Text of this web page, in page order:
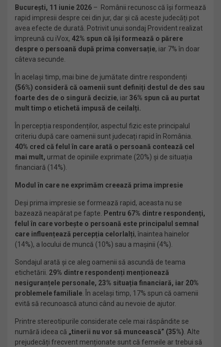
București, 11 iunie 2026 – Românii recunosc că își formează
rapid impresii despre cei din jur, dar și că aceste judecăți pot
avea efecte de durată. Potrivit unui sondaj Provident realizat
împreună cu iVox, 42% spun că își formează o părere
despre o persoană după prima conversație, iar 7% în doar
câteva secunde.
În același timp, mai bine de jumătate dintre respondenți
(56%) consideră că oamenii sunt definiți destul de des sau
foarte des de o singură decizie, iar36% spun că au purtat
mult timp o etichetă impusă de ceilalți.
În percepția respondenților, aspectul fizic este principalul
criteriu după care oamenii sunt judecați rapid în România.
40% cred că felul în care arată o persoană contează cel
mai mult, urmat de opiniile exprimate (20%) și de situația
financiară (14%).
Modul în care ne exprimăm creează prima impresie
Deși prima impresie se formează rapid, aceasta nu se
bazează neapărat pe fapte.
Pentru 67% dintre respondenți,
felul în care vorbește o persoană este principalul semnal
care influențează percepția celorlalți, înaintea hainelor
(14%), a locului de muncă (10%) sau a mașinii (4%).
Sondajul arată și ce aleg oamenii să ascundă de teama
etichetării. 29% dintre respondenți menționează
nesiguranțele personale, 23% situația financiară, iar 20%
problemele familiale . În același timp, 17% spun că oamenii
evită să recunoască atunci când au nevoie de ajutor.
Printre stereotipurile considerate cele mai răspândite se
numără ideea că „tinerii nu vor să muncească” (35%) . Alte
prejudecăți frecvent menționate sunt că femeile ar trebui să